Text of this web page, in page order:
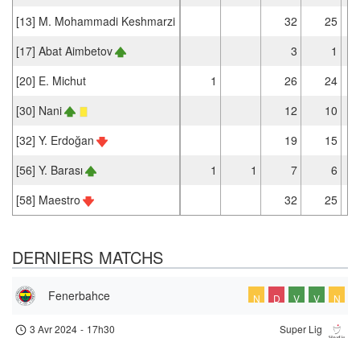
[13] M. Mohammadi Keshmarzi
32
25
[17] Abat Aimbetov
3
1
[20] E. Michut
1 26
24
[30] Nani
12
10
[32] Y. Erdoğan
19
15
[56] Y. Barası
1 1 7
6
[58] Maestro
32 25
DERNIERS MATCHS
Fenerbahce N D V V N
Super Lig
3 Avr 2024 - 17h30